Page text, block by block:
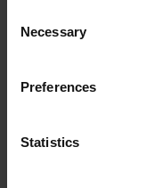
Selection
Necessary
Preferences
Statistics
Formtex®
coqueras no